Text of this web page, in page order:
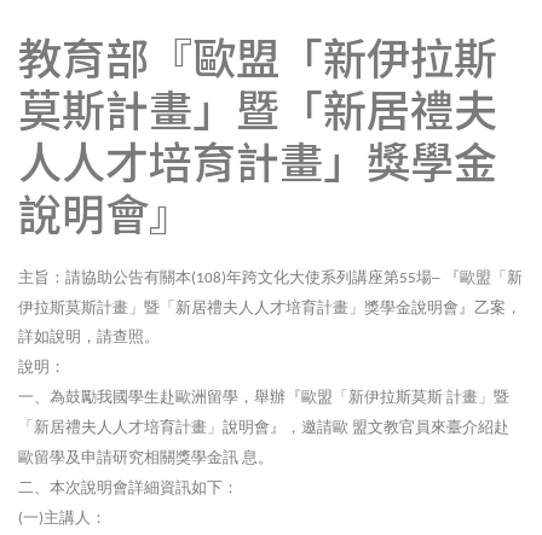
教育部『歐盟「新伊拉斯
莫斯計畫」暨「新居禮夫
人人才培育計畫」獎學金
說明會』
主旨：請協助公告有關本(108)年跨文化大使系列講座第55場─
『歐盟「新
伊拉斯莫斯計畫」暨「新居禮夫人人才培育計畫」獎學金說明會』乙案，
詳如說明，請查照。
說明：
一、為鼓勵我國學生赴歐洲留學，舉辦『歐盟「新伊拉斯莫斯計畫」暨
「新居禮夫人人才培育計畫」說明會』，邀請歐 盟文教官員來臺介紹赴
歐留學及申請研究相關獎學金訊息。
二、本次說明會詳細資訊如下：
(一)主講人：